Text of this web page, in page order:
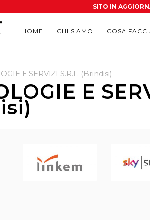
SITO IN
HOME CHI SIAMO COSA
E SERVIZI S.R.L. (Brindisi)
E